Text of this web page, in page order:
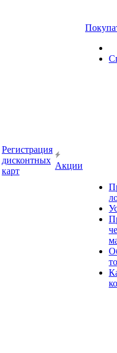
Регистрация
дисконтных
карт
Акции